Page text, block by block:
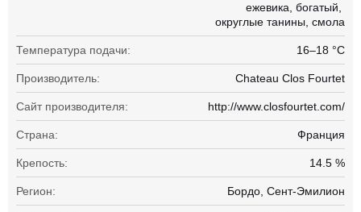
ежевика богатый
округлые танины смола
Температура подачи: 16–18 °С
Производитель: Chateau Clos Fourtet
Сайт производителя: http://www.closfourtet.com/
Страна: Франция
Крепость: 14.5 %
Регион: Бордо, Сент-Эмилион